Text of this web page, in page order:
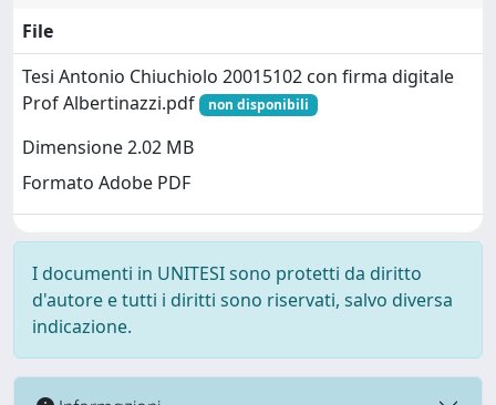
File
Tesi Antonio Chiuchiolo 20015102 con firma digitale
Prof Albertinazzi.pdf
non disponibili
Dimensione 2.02 MB
Formato Adobe PDF
I documenti in UNITESI sono protetti da diritto
d'autore e tutti i diritti sono riservati, salvo diversa
indicazione.